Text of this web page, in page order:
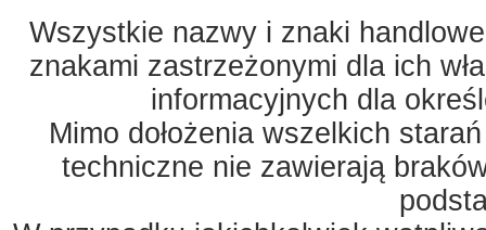
Wszystkie nazwy i znaki
znakami zastrzeżonymi dla ich
informacyjnych dla
Mimo dołożenia wszelkich
techniczne nie zawierają